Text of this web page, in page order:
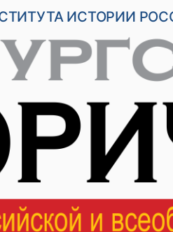
ИСТОРИИ